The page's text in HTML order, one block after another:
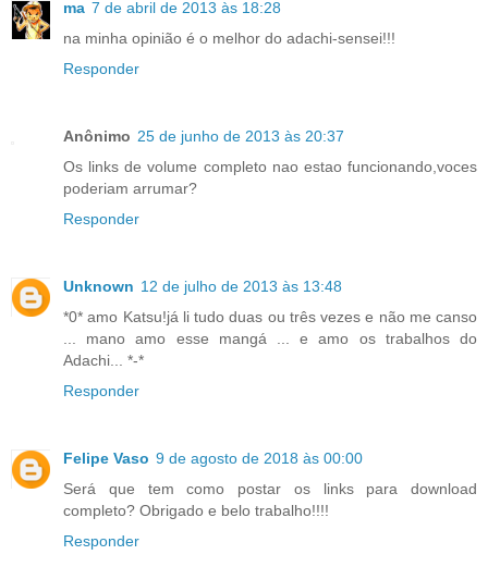
ma 7 de abril de 2013 às 18:28
na minha opinião é o melhor do adachi-sensei!!!
Responder
Anônimo 25 de junho de 2013 às 20:37
Os links de volume completo nao estao funcionando,voces
poderiam arrumar?
Responder
Unknown 12 de julho de 2013 às 13:48
*0* amo Katsu!já li tudo duas ou três vezes e não me canso
... mano amo esse mangá ... e amo os trabalhos do
Adachi... *-*
Responder
Felipe Vaso 9 de agosto de 2018 às 00:00
Será que tem como postar os links para download
completo? Obrigado e belo trabalho!!!!
Responder